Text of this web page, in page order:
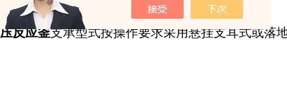
不必要的污染与物料损耗。
反应釜支承型式按操作要求采用悬挂支耳式或落地